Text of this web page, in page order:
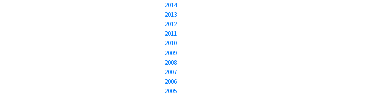
2014
2013
2012
2011
2010
2009
2008
2007
2006
2005